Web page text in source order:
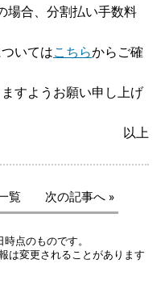
場合、分割払い手数料
いてはこちらからご確
すようお願い申し上げ
以上
覧 次の記事へ »
点のものです。
は変更されることがあります